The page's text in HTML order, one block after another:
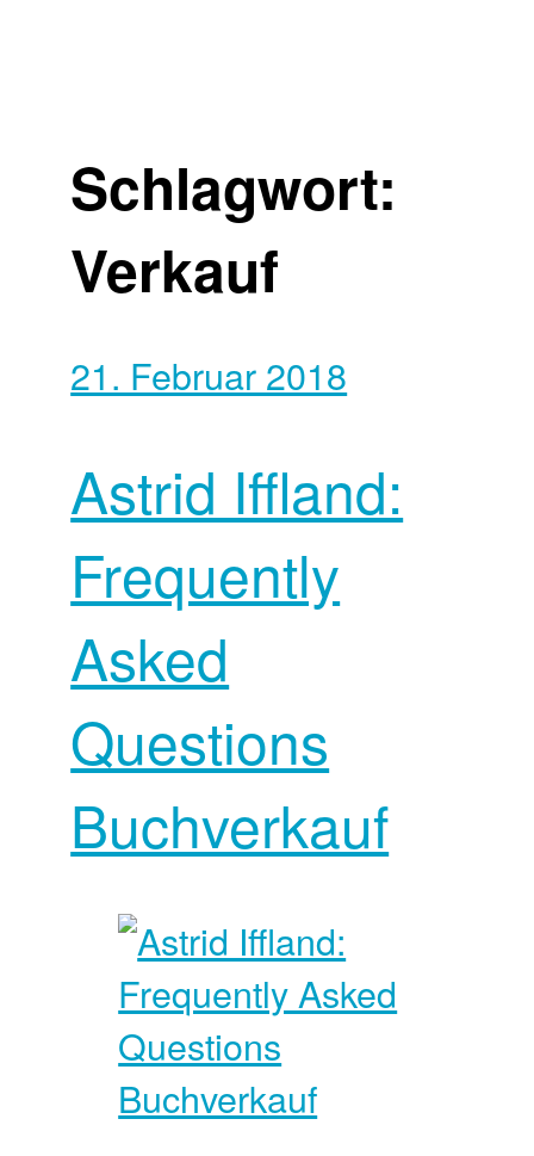
Schlagwort:
Verkauf
21. Februar 2018
Astrid Iffland:
Frequently
Asked
Questions
Buchverkauf